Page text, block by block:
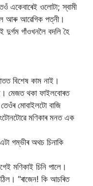
একেবাৰেই ওলোটা; স্বামী
আৰু আৱেগিক পত্নী।
দুৰ্গম গাঁওখনলৈ বদলি হৈ
বিশেষ কাম নাই।
মেজত থকা ফাইলবোৰত
মোবাইলটো বাজি
মণিকাৰ মনত এক
গম্ভীৰ অথচ চিনাকি
মণিকাই চিনি পালে।
“ৰাজেন! কি আচৰিত